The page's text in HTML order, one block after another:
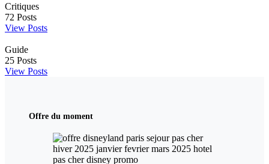
Critiques
72 Posts
View Posts
Guide
25 Posts
View Posts
Offre du moment